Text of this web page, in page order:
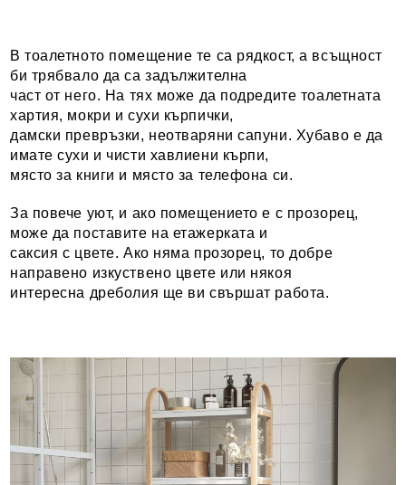
В тоалетното помещение те са рядкост, а всъщност
би трябвало да са задължителна
част от него. На тях може да подредите тоалетната
хартия, мокри и сухи кърпички,
дамски превръзки, неотваряни сапуни. Хубаво е да
имате сухи и чисти хавлиени кърпи,
място за книги и място за телефона си.
За повече уют, и ако помещението е с прозорец,
може да поставите на етажерката и
саксия с цвете. Ако няма прозорец, то добре
направено изкуствено цвете или някоя
интересна дреболия ще ви свършат работа.